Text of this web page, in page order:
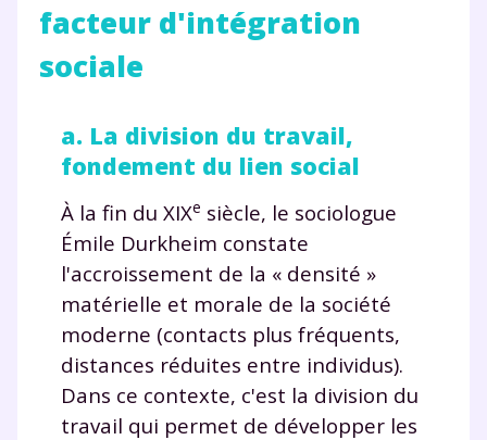
facteur d'intégration
sociale
a. La division du travail,
fondement du lien social
À la fin du XIXe siècle, le sociologue
Émile Durkheim constate
l'accroissement de la « densité »
matérielle et morale de la société
moderne (contacts plus fréquents,
distances réduites entre individus).
Dans ce contexte, c'est la division du
travail qui permet de développer les